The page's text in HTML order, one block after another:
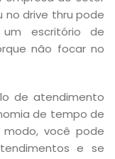
no drive thru pode
escritório de
não focar no
de atendimento
de tempo de
você pode
e se